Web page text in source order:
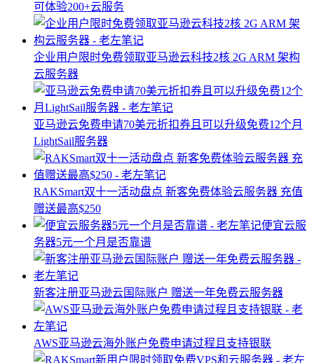
可体验200+云服务
企业用户限时免费领取亚马逊云科技2核 2G ARM 架构
云服务器
亚马逊云免费申请70美元折扣券且可以升级免费12个月
LightSail服务器
RAKSmart双十一活动盘点 新客免费体验云服务器 充值
赠送最高$250
便宜云服
务器5元一个月是否靠谱
新客注册亚马逊云国际账户 赠送一年免费云服务器
AWS亚马逊云海外账户免费申请过程且支持银联